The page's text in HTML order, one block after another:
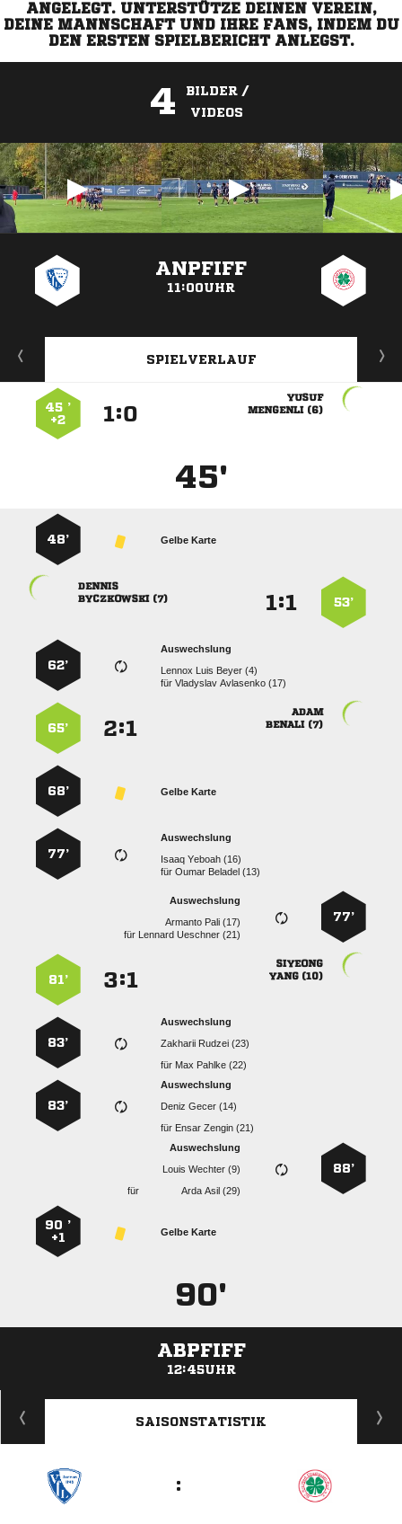
ANGELEGT. UNTERSTÜTZE DEINEN VEREIN,
DEINE MANNSCHAFT UND IHRE FANS, INDEM DU
DEN ERSTEN SPIELBERICHT ANLEGST.
4
BILDER /
VIDEOS
ANPFIFF
11:00UHR
SPIELVERLAUF

 
:
45 ’
+2
45'
Gelbe Karte
48’
53’
:

 
Auswechslung
   
für  
62’

 
:
65’
Gelbe Karte
68’
Auswechslung
  
für  
77’
77’
Auswechslung
  
für   

 
:
81’
Auswechslung
  
für   
83’
Auswechslung
  
für   
83’
88’
Auswechslung
  
für
  
Gelbe Karte
90 ’
+1
90'
ABPFIFF
12:45UHR
ANZEIGE
SAISONSTATISTIK
: